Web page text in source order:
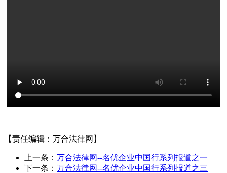
【责任编辑：万合法律网】
上一条： 万合法律网--名优企业中国行系列报道之一
下一条： 万合法律网--名优企业中国行系列报道之三